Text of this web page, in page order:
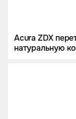
Acura ZDX
натуральную